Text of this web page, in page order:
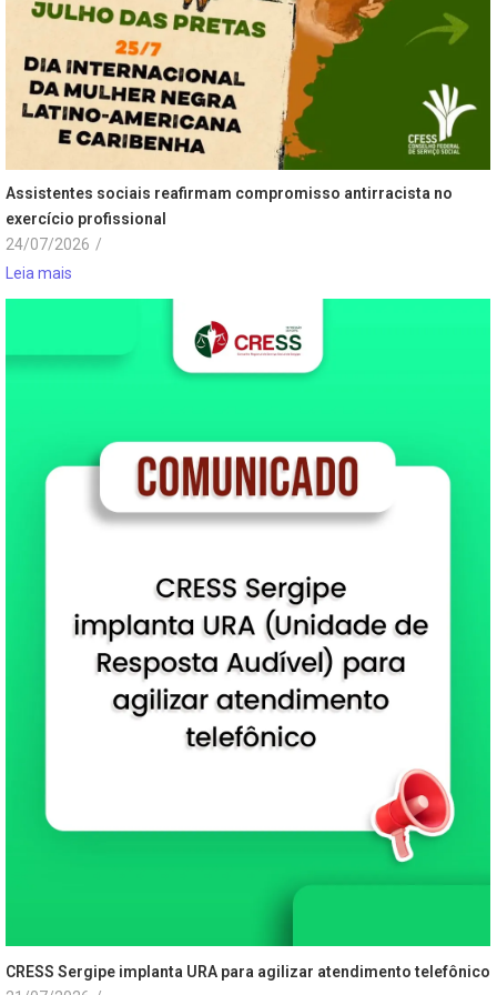
Assistentes sociais reafirmam compromisso antirracista no
exercício profissional
24/07/2026 /
Leia mais
CRESS Sergipe implanta URA para agilizar atendimento telefônico